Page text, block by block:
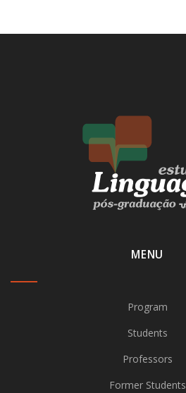
MENU
Program
Students
Professors
Former Students